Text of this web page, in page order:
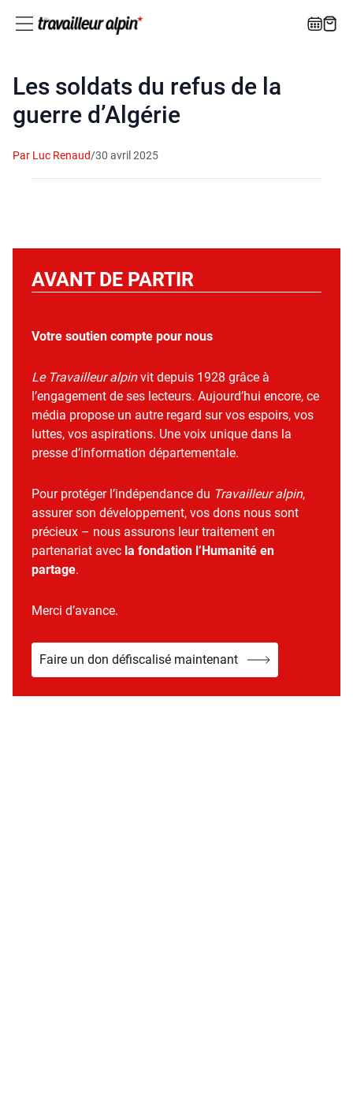
Les soldats du refus de la
guerre d’Algérie
Par Luc Renaud/30 avril 2025
AVANT DE PARTIR
Votre soutien compte pour nous
Le Travailleur alpinvit depuis 1928 grâce à
l’engagement de ses lecteurs. Aujourd’hui encore, ce
média propose un autre regard sur vos espoirs, vos
luttes, vos aspirations. Une voix unique dans la
presse d’information départementale.
Pour protéger l’indépendance du Travailleur alpin,
assurer son développement, vos dons nous sont
précieux – nous assurons leur traitement en
partenariat avec la fondation l’Humanité en
partage.
Merci d’avance.
Faire un don défiscalisé maintenant